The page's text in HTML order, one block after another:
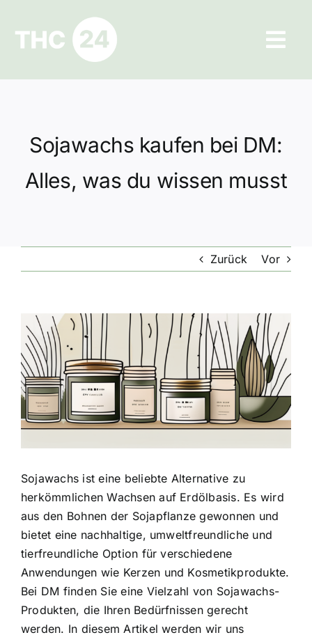
springen
Ratgeber
Datenschutz
Sojawachs kaufen bei DM:
Alles, was du wissen musst
Zurück Vor
Zeige
grösseres
Bild
Sojawachs ist eine beliebte Alternative zu
herkömmlichen Wachsen auf Erdölbasis. Es wird
aus den Bohnen der Sojapflanze gewonnen und
bietet eine nachhaltige, umweltfreundliche und
tierfreundliche Option für verschiedene
Anwendungen wie Kerzen und Kosmetikprodukte.
Bei DM finden Sie eine Vielzahl von Sojawachs-
Produkten, die Ihren Bedürfnissen gerecht
werden. In diesem Artikel werden wir uns